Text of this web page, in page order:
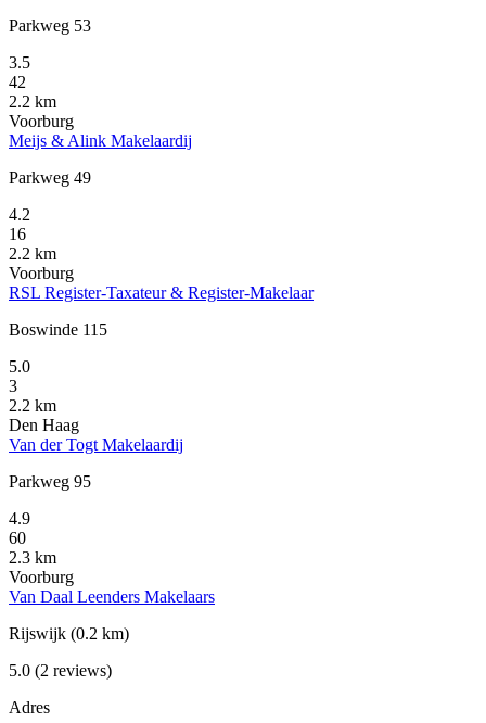
Parkweg 53
3.5
42
2.2 km
Voorburg
Meijs & Alink Makelaardij
Parkweg 49
4.2
16
2.2 km
Voorburg
RSL Register-Taxateur & Register-Makelaar
Boswinde 115
5.0
3
2.2 km
Den Haag
Van der Togt Makelaardij
Parkweg 95
4.9
60
2.3 km
Voorburg
Van Daal Leenders Makelaars
Rijswijk (0.2 km)
5.0 (2 reviews)
Adres